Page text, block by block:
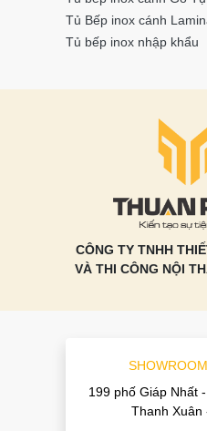
Tủ Bếp inox cánh
Tủ bếp inox nhập khẩu
CÔNG TY TNHH
VÀ THI CÔNG NỘI
199 phố Giáp Nhất
Thanh Xuân